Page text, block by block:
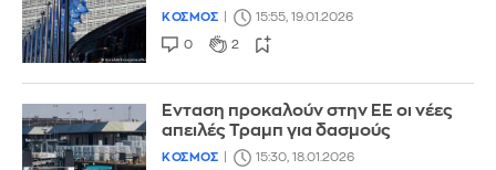
ΚΟΣΜΟΣ 15:55, 19.01.2026
0 2
Ενταση προκαλούν στην ΕΕ οι νέες
απειλές Τραμπ για δασμούς
ΚΟΣΜΟΣ 15:30, 18.01.2026